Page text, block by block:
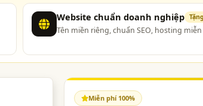
Website chuẩn doanh nghiệp
Tên miền riêng, chuẩn SEO, hosting
Miễn phí 100%